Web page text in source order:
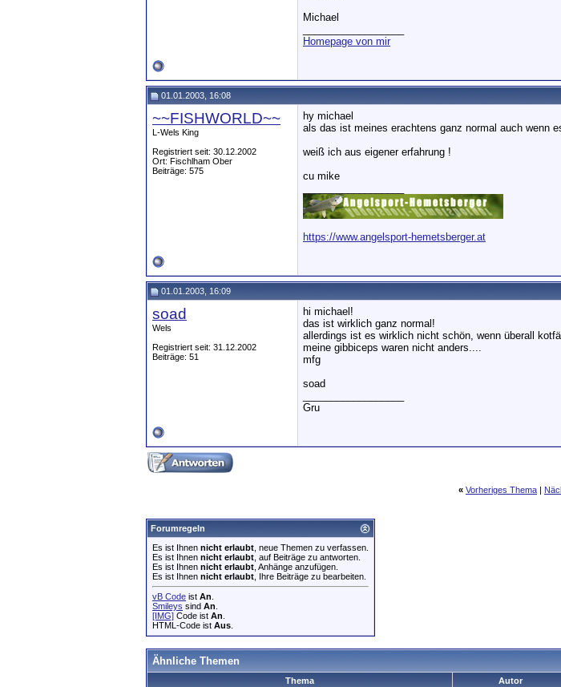
Michael
Homepage von mir
01.01.2003, 16:08
~~FISHWORLD~~
L-Wels King
Registriert seit: 30.12.2002
Ort: Fischlham Ober
Beiträge: 575
hy michael
als das ist meines erachtens ganz normal auch wenn
weiß ich aus eigener erfahrung !
cu mike
https://www.angelsport-hemetsberger.at
01.01.2003, 16:09
soad
Wels
Registriert seit: 31.12.2002
Beiträge: 51
hi michael!
das ist wirklich ganz normal!
allerdings ist es wirklich nicht schön, wenn überall
meine gibbiceps waren nicht anders....
mfg
soad
Gru
« Vorheriges Thema |
Forumregeln
Es ist Ihnen nicht erlaubt , neue Themen zu verfassen.
Es ist Ihnen nicht erlaubt , auf Beiträge zu antworten.
Es ist Ihnen nicht erlaubt , Anhänge anzufügen.
Es ist Ihnen nicht erlaubt , Ihre Beiträge zu bearbeiten.
vB Code ist An
Smileys sind An
[IMG] Code ist An
HTML-Code ist Aus
Ähnliche Themen
Thema Autor